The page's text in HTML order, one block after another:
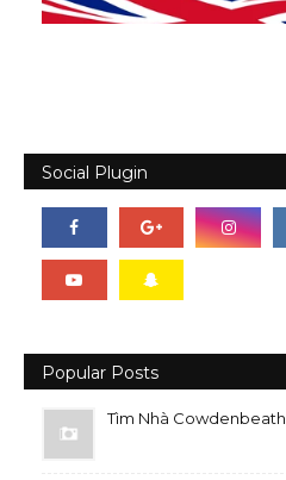
Social Plugin
Popular Posts
Tìm Nhà Cowdenbeath